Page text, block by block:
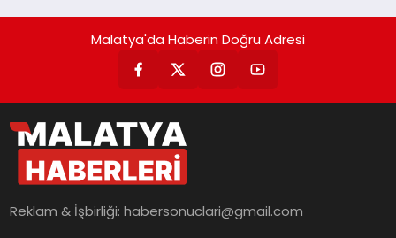
Malatya'da Haberin Doğru Adresi
Reklam & İşbirliği:habersonuclari@gmail.com